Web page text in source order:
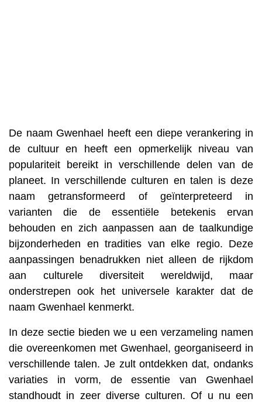
De naam Gwenhael heeft een diepe verankering in
de cultuur en heeft een opmerkelijk niveau van
populariteit bereikt in verschillende delen van de
planeet. In verschillende culturen en talen is deze
naam getransformeerd of geïnterpreteerd in
varianten die de essentiële betekenis ervan
behouden en zich aanpassen aan de taalkundige
bijzonderheden en tradities van elke regio. Deze
aanpassingen benadrukken niet alleen de rijkdom
aan culturele diversiteit wereldwijd, maar
onderstrepen ook het universele karakter dat de
naam Gwenhael kenmerkt.
In deze sectie bieden we u een verzameling namen
die overeenkomen met Gwenhael, georganiseerd in
verschillende talen. Je zult ontdekken dat, ondanks
variaties in vorm, de essentie van Gwenhael
standhoudt in zeer diverse culturen. Of u nu een